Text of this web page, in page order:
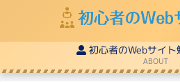
初心者のWebサイト
ABOUT